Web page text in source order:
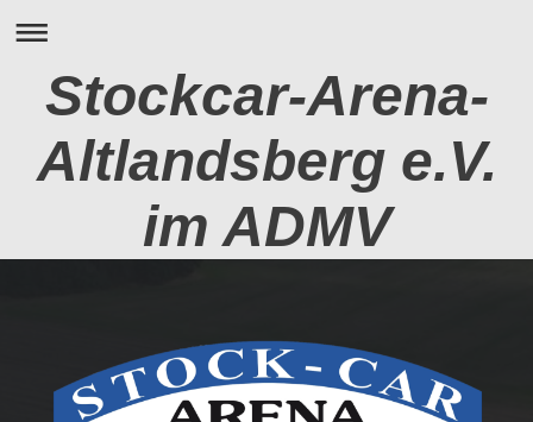
Stockcar-Arena-
Altlandsberg e.V.
im ADMV